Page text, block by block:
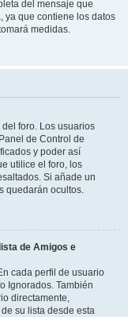
del mensaje que
ya que contiene los datos
medidas.
foro. Los usuarios
de Control de
y poder así
utilice el foro, los
Si añade un
quedarán ocultos.
de Amigos e
cada perfil de usuario
Ignorados. También
directamente,
su lista desde esta